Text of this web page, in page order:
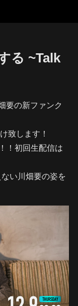
る ~Talk
要の新ファンク
致します！
！初回生配信は
い川畑要の姿を